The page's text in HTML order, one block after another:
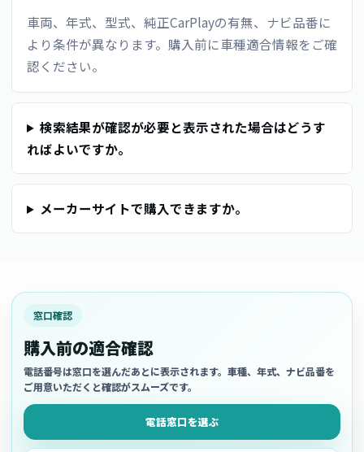
車両、年式、型式、純正CarPlayの有無、ナビ品番に
より条件が異なります。購入前に車種適合情報をご確
認ください。
検索結果が確認が必要と表示された場合はどうす
ればよいですか。
メーカーサイトで購入できますか。
窓口確認
購入前の適合確認
電話番号は窓口を選んだあとに表示されます。車種、年式、ナビ品番を
ご用意いただくと確認がスムーズです。
電話窓口を選ぶ